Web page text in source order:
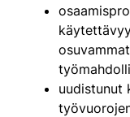
uudistunut